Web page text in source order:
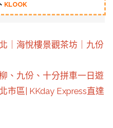
、 KLOOK
｜海悅樓景觀茶坊｜九份
、九份、十分拼車一日遊
市區| KKday Express直達